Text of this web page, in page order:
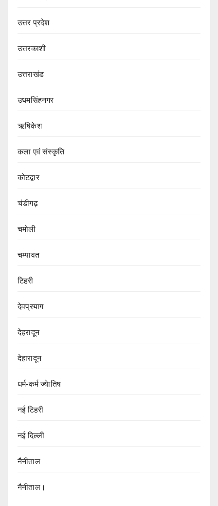
उत्तर प्रदेश
उत्तरकाशी
उत्तराखंड
उधमसिंहनगर
ऋषिकेश
कला एवं संस्कृति
कोटद्वार
चंडीगढ़
चमोली
चम्पावत
टिहरी
देवप्रयाग
देहरादून
देहारादून
धर्म-कर्म ज्येातिष
नई टिहरी
नई दिल्ली
नैनीताल
नैनीताल।